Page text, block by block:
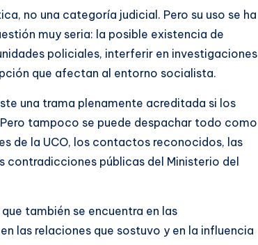
no una categoría judicial. Pero su uso se ha
muy seria: la posible existencia de
policiales, interferir en investigaciones
que afectan al entorno socialista.
una trama plenamente acreditada si los
tampoco se puede despachar todo como
de la UCO, los contactos reconocidos, las
contradicciones públicas del Ministerio del
también se encuentra en las
las relaciones que sostuvo y en la influencia